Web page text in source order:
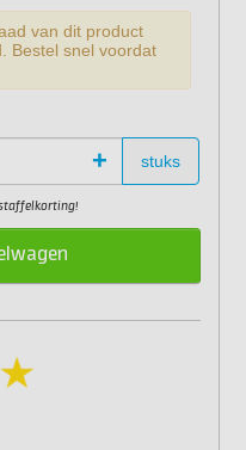
van dit product
Bestel snel voordat
+ stuks